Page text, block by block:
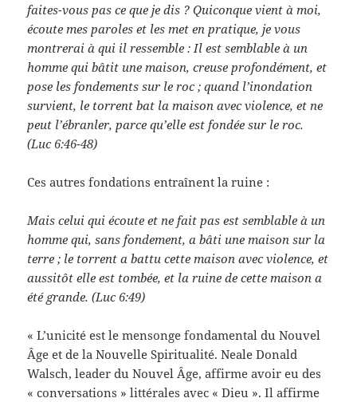
faites-vous pas ce que je dis ? Quiconque vient à moi,
écoute mes paroles et les met en pratique, je vous
montrerai à qui il ressemble : Il est semblable à un
homme qui bâtit une maison, creuse profondément, et
pose les fondements sur le roc ; quand l’inondation
survient, le torrent bat la maison avec violence, et ne
peut l’ébranler, parce qu’elle est fondée sur le roc.
(Luc 6:46-48)
Ces autres fondations entraînent la ruine :
Mais celui qui écoute et ne fait pas est semblable à un
homme qui, sans fondement, a bâti une maison sur la
terre ; le torrent a battu cette maison avec violence, et
aussitôt elle est tombée, et la ruine de cette maison a
été grande. (Luc 6:49)
« L’unicité est le mensonge fondamental du Nouvel
Âge et de la Nouvelle Spiritualité. Neale Donald
Walsch, leader du Nouvel Âge, affirme avoir eu des
« conversations » littérales avec « Dieu ». Il affirme